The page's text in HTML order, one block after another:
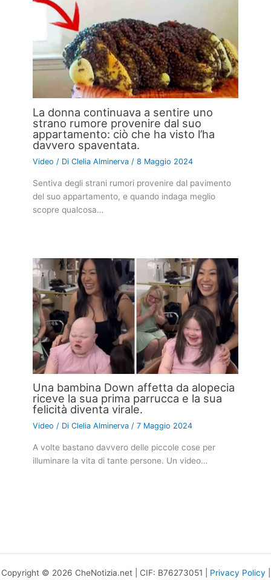
La donna continuava a sentire uno
strano rumore provenire dal suo
appartamento: ciò che ha visto l’ha
davvero spaventata.
Video / DiClelia Alminerva/8 Maggio 2024
Sentiva degli strani rumori provenire dal pavimento
del suo appartamento, e quando indaga meglio
scopre qualcosa…
Una bambina Down affetta da alopecia
riceve la sua prima parrucca e la sua
felicità diventa virale.
Video / DiClelia Alminerva/7 Maggio 2024
A volte bastano davvero delle piccole cose per
illuminare la vita di tante persone. Un video…
Copyright © 2026 CheNotizia.net | CIF: B76273051 | Privacy Policy